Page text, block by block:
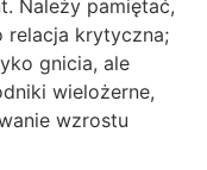
Należy pamiętać,
relacja krytyczna;
gnicia, ale
wielożerne,
wzrostu